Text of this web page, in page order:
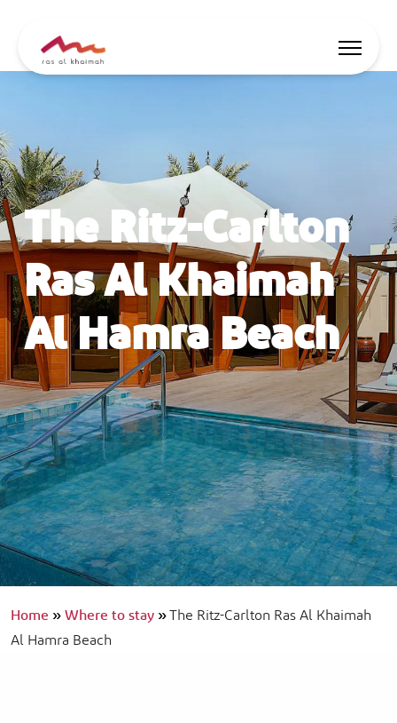
Soyez inspiré
Où loger
Choses à faire
Planifiez séjour
🇫🇷 FR Fêtes Cherche
The Ritz-Carlton
Ras Al Khaimah
Al Hamra Beach
Home»Where to stay»The Ritz-Carlton Ras Al Khaimah
Al Hamra Beach